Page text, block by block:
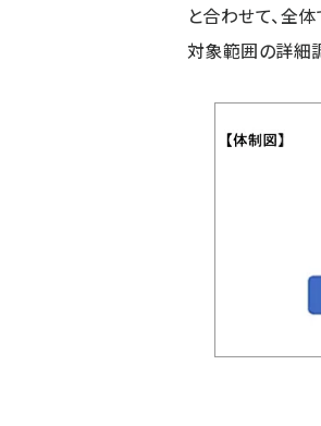
と合わせて、全
対象範囲の詳細